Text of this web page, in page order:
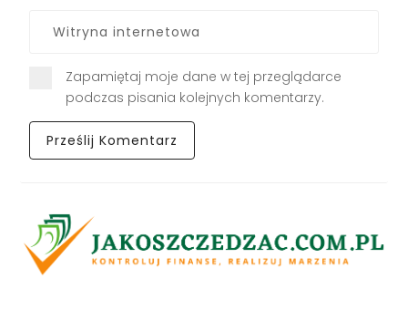
Zapamiętaj moje dane w tej przeglądarce
podczas pisania kolejnych komentarzy.